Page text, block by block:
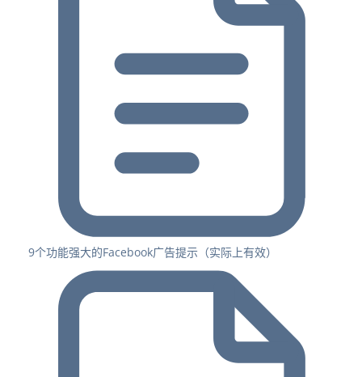
9个功能强大的Facebook广告提示（实际上有效）